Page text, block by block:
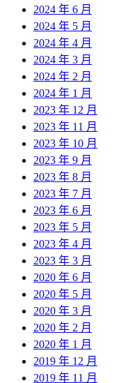
2024 年 6 月
2024 年 5 月
2024 年 4 月
2024 年 3 月
2024 年 2 月
2024 年 1 月
2023 年 12 月
2023 年 11 月
2023 年 10 月
2023 年 9 月
2023 年 8 月
2023 年 7 月
2023 年 6 月
2023 年 5 月
2023 年 4 月
2023 年 3 月
2020 年 6 月
2020 年 5 月
2020 年 3 月
2020 年 2 月
2020 年 1 月
2019 年 12 月
2019 年 11 月